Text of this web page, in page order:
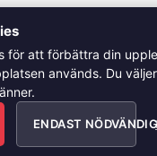
INTEGRITETSPOLICY
OM VÅRA KURSER
TILLSKÄRNING
AB, Åsgatan 35,
© Klädskolan Sverige
Reserved
för att förbättra din
används. Du
ENDAST